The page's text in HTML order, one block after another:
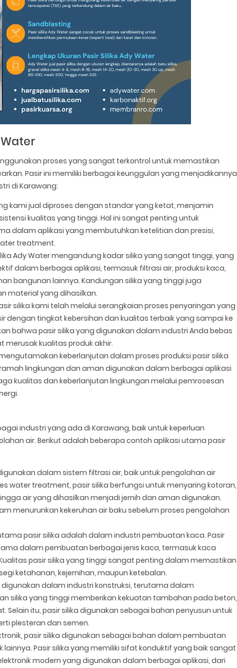
proses yang sangat terkontrol untuk memastikan
Pasir ini memiliki berbagai keunggulan yang menjadikannya
di Karawang:
kami jual diproses dengan standar yang ketat, menjamin
kualitas yang tinggi. Hal ini sangat penting untuk
dalam aplikasi yang membutuhkan ketelitian dan presisi,
treatment.
Ady Water mengandung kadar silika yang sangat tinggi, yang
dalam berbagai aplikasi, termasuk filtrasi air, produksi kaca,
bangunan lainnya. Kandungan silika yang tinggi juga
material yang dihasilkan.
silika kami telah melalui serangkaian proses penyaringan yang
dengan tingkat kebersihan dan kualitas terbaik yang sampai ke
bahwa pasir silika yang digunakan dalam industri Anda bebas
kualitas produk akhir.
keberlanjutan dalam proses produksi pasir silika
lingkungan dan aman digunakan dalam berbagai aplikasi
kualitas dan keberlanjutan lingkungan melalui pemrosesan
industri yang ada di Karawang, baik untuk keperluan
air. Berikut adalah beberapa contoh aplikasi utama pasir
dalam sistem filtrasi air, baik untuk pengolahan air
water treatment, pasir silika berfungsi untuk menyaring kotoran,
air yang dihasilkan menjadi jernih dan aman digunakan.
menurunkan kekeruhan air baku sebelum proses pengolahan
pasir silika adalah dalam industri pembuatan kaca. Pasir
dalam pembuatan berbagai jenis kaca, termasuk kaca
pasir silika yang tinggi sangat penting dalam memastikan
ketahanan, kejernihan, maupun ketebalan.
digunakan dalam industri konstruksi, terutama dalam
silika yang tinggi memberikan kekuatan tambahan pada beton,
itu, pasir silika digunakan sebagai bahan penyusun untuk
plesteran dan semen.
pasir silika digunakan sebagai bahan dalam pembuatan
Pasir silika yang memiliki sifat konduktif yang baik sangat
modern yang digunakan dalam berbagai aplikasi, dari